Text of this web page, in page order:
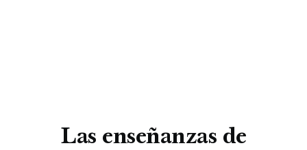
Las enseñanzas de